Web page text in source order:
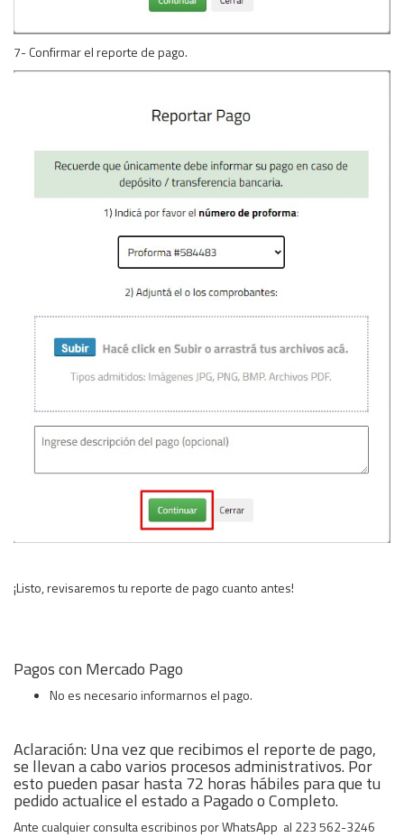
7- Confirmar el reporte de pago.
¡Listo, revisaremos tu reporte de pago cuanto antes!
Pagos con Mercado Pago
No es necesario informarnos el pago.
Aclaración: Una vez que recibimos el reporte de pago,
se llevan a cabo varios procesos administrativos. Por
esto pueden pasar hasta 72 horas hábiles para que tu
pedido actualice el estado a Pagado o Completo.
Ante cualquier consulta escribinos por WhatsApp al 223 562-3246